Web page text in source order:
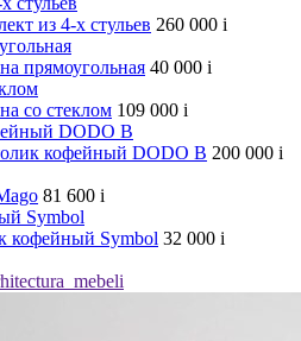
из 4-х стульев 260 000 i
прямоугольная 40 000 i
со стеклом 109 000 i
кофейный DODO B 200 000 i
81 600 i
кофейный Symbol 32 000 i